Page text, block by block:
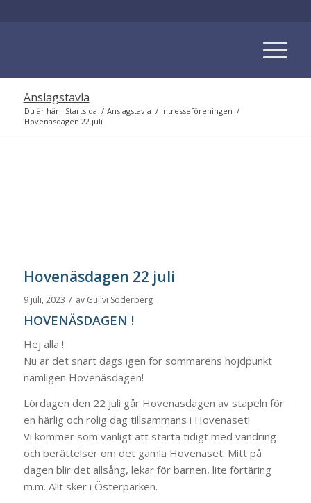
Anslagstavla
Du är här: Startsida / Anslagstavla / Intresseföreningen /
Hovenäsdagen 22 juli
Hovenäsdagen 22 juli
9 juli, 2023 / av Gullvi Söderberg
HOVENÄSDAGEN !
Hej alla !
Nu är det snart dags igen för sommarens höjdpunkt
nämligen Hovenäsdagen!
Lördagen den 22 juli går Hovenäsdagen av stapeln för
en härlig och rolig dag tillsammans i Hovenäset!
Vi kommer som vanligt att starta tidigt med vandring
och berättelser om det gamla Hovenäset. Mitt på
dagen blir det allsång, lekar för barnen, lite förtäring
m.m. Allt sker i Österparken.